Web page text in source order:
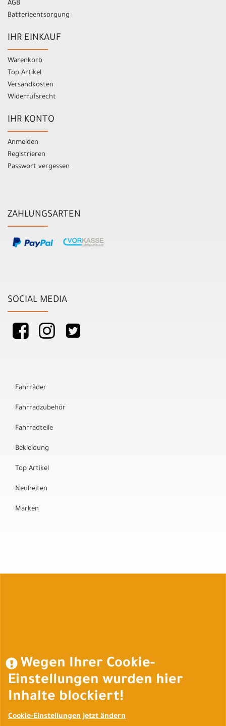
AGB
Batterieentsorgung
IHR EINKAUF
Warenkorb
Top Artikel
Versandkosten
Widerrufsrecht
IHR KONTO
Anmelden
Registrieren
Passwort vergessen
ZAHLUNGSARTEN
SOCIAL MEDIA
Fahrräder
Fahrradzubehör
Fahrradteile
Bekleidung
Top Artikel
Neuheiten
Marken
Wegen Ihrer Cookie-
Einstellungen wurden hier
Inhalte blockiert!
Cookie-Einstellungen jetzt ändern